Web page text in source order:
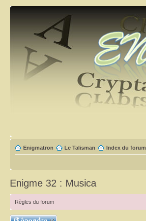
Enigmatron Le Talisman Index du forum
Enigme 32 : Musica
Règles du forum
Répondre